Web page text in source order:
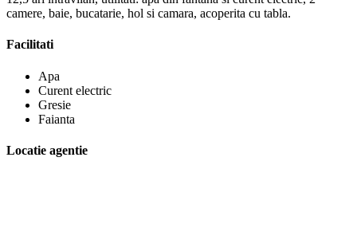
camere, baie, bucatarie, hol si camara, acoperita cu tabla.
Facilitati
Apa
Curent electric
Gresie
Faianta
Locatie agentie